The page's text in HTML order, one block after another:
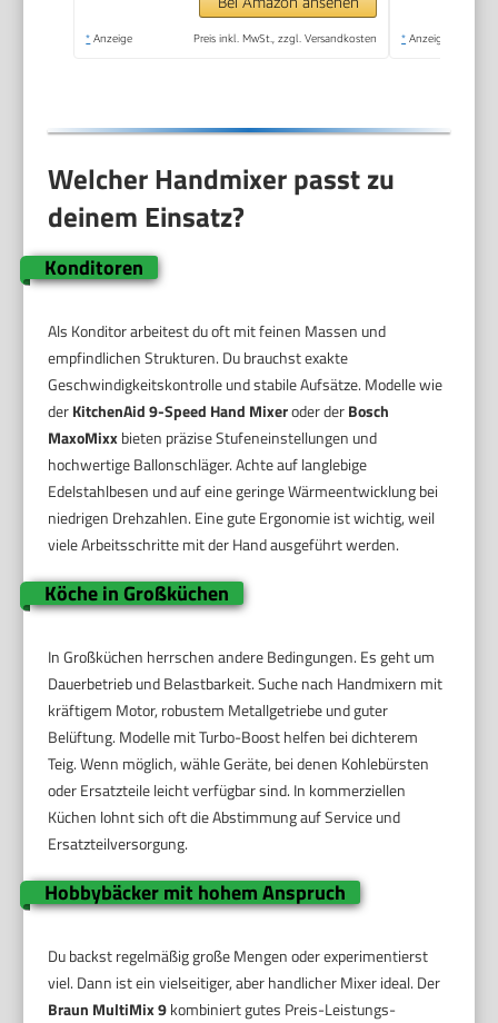
Messbecher,
* Anzeige Preis inkl. MwSt., zzgl. Versandkosten * Anzeige
Welcher Handmixer passt zu
deinem Einsatz?
Konditoren
Als Konditor arbeitest du oft mit feinen Massen und
empfindlichen Strukturen. Du brauchst exakte
Geschwindigkeitskontrolle und stabile Aufsätze. Modelle wie
derKitchenAid 9-Speed Hand Mixeroder derBosch
MaxoMixxbieten präzise Stufeneinstellungen und
hochwertige Ballonschläger. Achte auf langlebige
Edelstahlbesen und auf eine geringe Wärmeentwicklung bei
niedrigen Drehzahlen. Eine gute Ergonomie ist wichtig, weil
viele Arbeitsschritte mit der Hand ausgeführt werden.
Köche in Großküchen
In Großküchen herrschen andere Bedingungen. Es geht um
Dauerbetrieb und Belastbarkeit. Suche nach Handmixern mit
kräftigem Motor, robustem Metallgetriebe und guter
Belüftung. Modelle mit Turbo-Boost helfen bei dichterem
Teig. Wenn möglich, wähle Geräte, bei denen Kohlebürsten
oder Ersatzteile leicht verfügbar sind. In kommerziellen
Küchen lohnt sich oft die Abstimmung auf Service und
Ersatzteilversorgung.
Hobbybäcker mit hohem Anspruch
Du backst regelmäßig große Mengen oder experimentierst
viel. Dann ist ein vielseitiger, aber handlicher Mixer ideal. Der
Braun MultiMix 9kombiniert gutes Preis-Leistungs-